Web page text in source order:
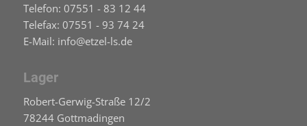
Telefon: 07551 - 83 12 44
Telefax: 07551 - 93 74 24
E-Mail: info@etzel-ls.de
Lager
Robert-Gerwig-Straße 12/2
78244 Gottmadingen